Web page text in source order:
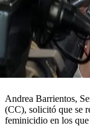
Andrea Barrientos,
(CC), solicitó que se
feminicidio en los